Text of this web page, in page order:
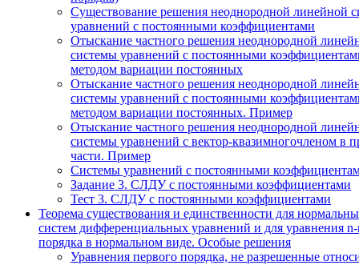
Существование решения неоднородной линейной
уравнений с постоянными коэффициентами
Отыскание частного решения неоднородной
системы уравнений с постоянными
методом вариации постоянных
Отыскание частного решения неоднородной
системы уравнений с постоянными
методом вариации постоянных. Пример
Отыскание частного решения неоднородной
системы уравнений с вектор-квазимногочленом в
части. Пример
Системы уравнений с постоянными
Задание 3. СЛДУ с постоянными коэффициентами
Тест 3. СЛДУ с постоянными коэффициентами
Теорема существования и единственности для
систем дифференциальных уравнений и для уравнения n-
порядка в нормальном виде. Особые решения
Уравнения первого порядка, не разрешенные